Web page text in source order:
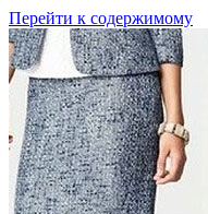
Перейти к содержимому